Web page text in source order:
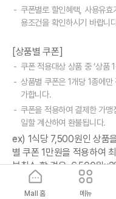
쿠폰별로 할인혜택, 사용유
용조건을 확인하시기 바랍니
[상품별 쿠폰]
쿠폰 적용대상 상품 중 ‘상품
상품별 쿠폰은 1개당 1종에
가합니다.
쿠폰을 적용하여 결제한 가
일할 계산하여 환불됩니다.
ex) 1식당 7,500원인 상품
별 쿠폰 1만원을 적용하여
분취소 할 경우, 6,500원
[장바구니 쿠폰]
Mall 홈 메뉴